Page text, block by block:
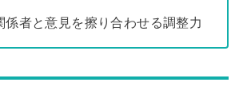
係者と意見を擦り合わせる調整力